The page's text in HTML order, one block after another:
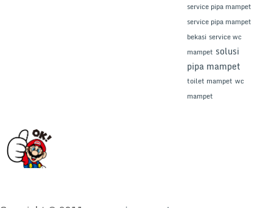
service pipa mampet
service pipa mampet
bekasi service wc
mampet solusi
pipa mampet
toilet mampet wc
mampet